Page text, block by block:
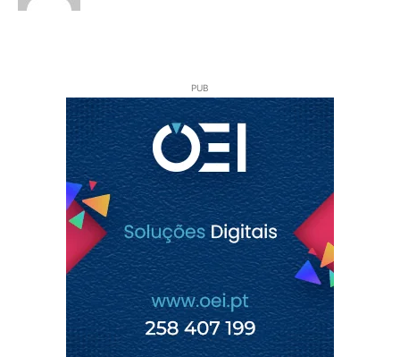
PUB